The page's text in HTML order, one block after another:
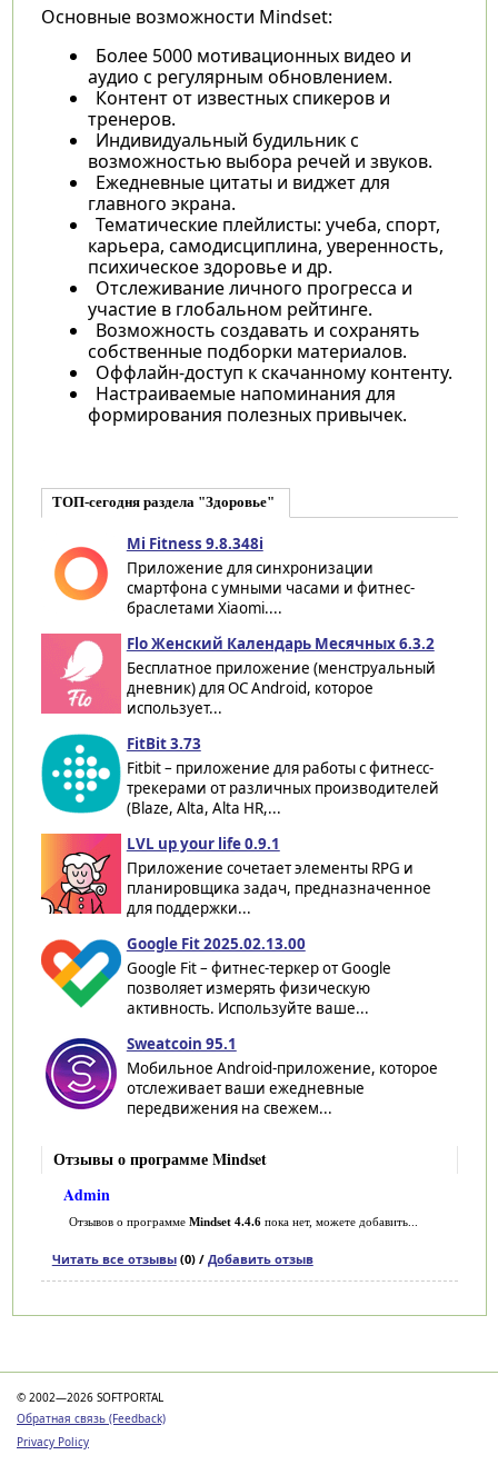
Основные возможности Mindset:
Более 5000 мотивационных видео и
аудио с регулярным обновлением.
Контент от известных спикеров и
тренеров.
Индивидуальный будильник с
возможностью выбора речей и звуков.
Ежедневные цитаты и виджет для
главного экрана.
Тематические плейлисты: учеба, спорт,
карьера, самодисциплина, уверенность,
психическое здоровье и др.
Отслеживание личного прогресса и
участие в глобальном рейтинге.
Возможность создавать и сохранять
собственные подборки материалов.
Оффлайн-доступ к скачанному контенту.
Настраиваемые напоминания для
формирования полезных привычек.
ТОП-сегодня раздела "Здоровье"
Mi Fitness 9.8.348i
Приложение для синхронизации
смартфона с умными часами и фитнес-
браслетами Xiaomi....
Flo Женский Календарь Месячных 6.3.2
Бесплатное приложение (менструальный
дневник) для ОС Android, которое
использует...
FitBit 3.73
Fitbit – приложение для работы с фитнесс-
трекерами от различных производителей
(Blaze, Alta, Alta HR,...
LVL up your life 0.9.1
Приложение сочетает элементы RPG и
планировщика задач, предназначенное
для поддержки...
Google Fit 2025.02.13.00
Google Fit – фитнес-теркер от Google
позволяет измерять физическую
активность. Используйте ваше...
Sweatcoin 95.1
Мобильное Android-приложение, которое
отслеживает ваши ежедневные
передвижения на свежем...
Отзывы о программе Mindset
Admin
Отзывов о программе Mindset 4.4.6пока нет, можете добавить...
Читать все отзывы(0) / Добавить отзыв
© 2002—2026 SOFTPORTAL
Обратная связь (Feedback)
Privacy Policy